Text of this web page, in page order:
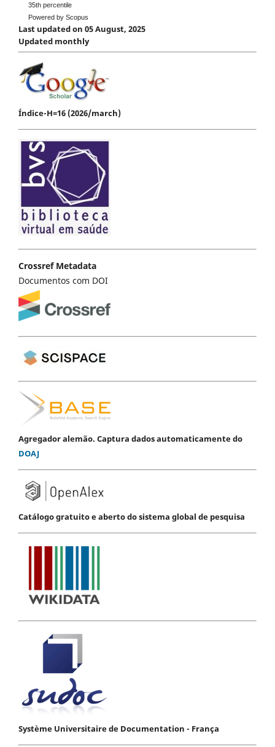
35th percentile
Powered by Scopus
Last updated on 05 August, 2025
Updated monthly
Índice-H=16 (2026/march)
Crossref Metadata
Documentos com DOI
Agregador alemão. Captura dados automaticamente do
DOAJ
Catálogo gratuito e aberto do sistema global de pesquisa
Système Universitaire de Documentation - França